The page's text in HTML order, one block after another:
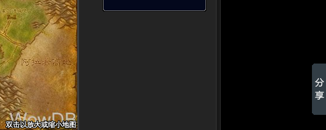
双击以放大或缩小地图
双击以放大或缩小地图
双击以放大或缩小地图
双击以放大或缩小地图
双击以放大或缩小地图
双击以放大或缩小地图
双击以放大或缩小地图
双击以放大或缩小地图
双击以放大或缩小地图